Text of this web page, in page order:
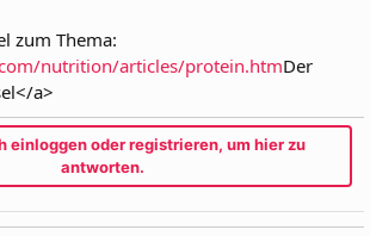
zum Thema:
nutrition/articles/protein.htmDer
a>
einloggen oder registrieren, um hier zu
antworten.